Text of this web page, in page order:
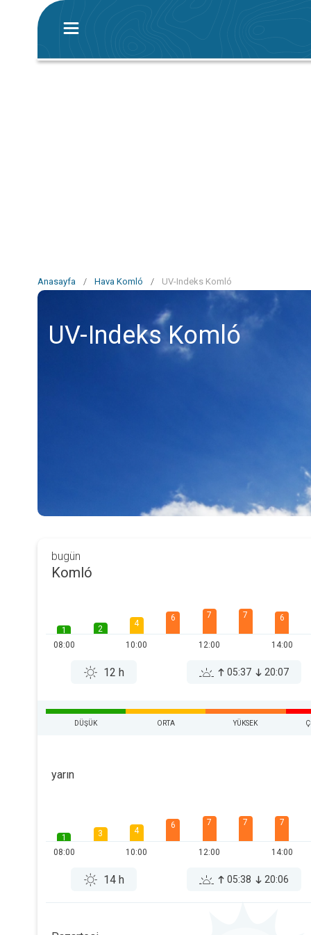
Anasayfa / Hava Komló / UV-Indeks Komló
UV-Indeks Komló
bugün
Komló
1
08:00
2
4
10:00
6 7
12:00
7 6
14:00
12 h 05:37 20:07
DÜŞÜK ORTA YÜKSEK
yarın
1
08:00
3 4
10:00
6 7
12:00
7 7
14:00
14 h 05:38 20:06